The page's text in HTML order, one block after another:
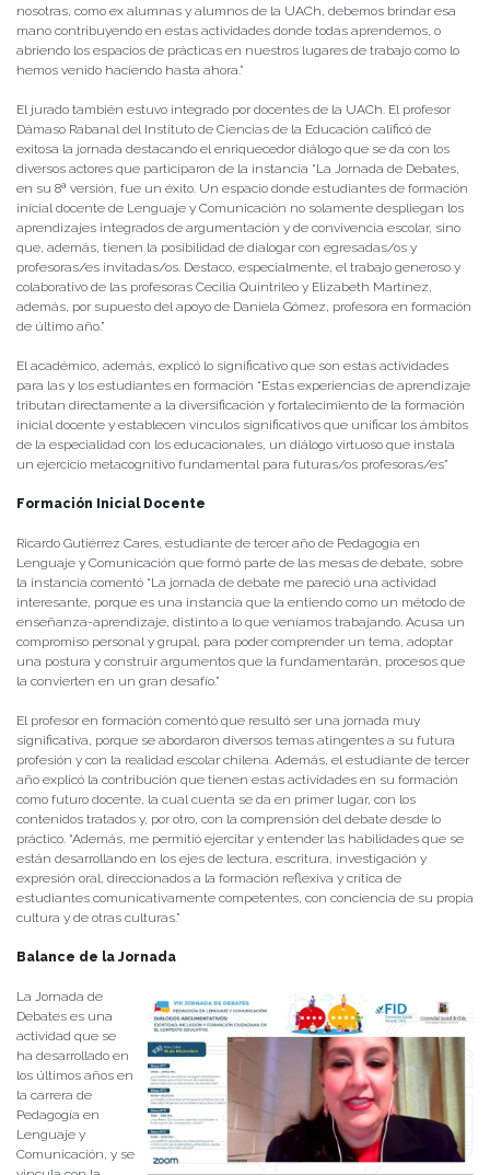
nosotras, como ex alumnas y alumnos de la UACh, debemos brindar esa
mano contribuyendo en estas actividades donde todas aprendemos, o
abriendo los espacios de prácticas en nuestros lugares de trabajo como lo
hemos venido haciendo hasta ahora.”
El jurado también estuvo integrado por docentes de la UACh. El profesor
Dámaso Rabanal del Instituto de Ciencias de la Educación calificó de
exitosa la jornada destacando el enriquecedor diálogo que se da con los
diversos actores que participaron de la instancia “La Jornada de Debates,
en su 8ª versión, fue un éxito. Un espacio donde estudiantes de formación
inicial docente de Lenguaje y Comunicación no solamente despliegan los
aprendizajes integrados de argumentación y de convivencia escolar, sino
que, además, tienen la posibilidad de dialogar con egresadas/os y
profesoras/es invitadas/os. Destaco, especialmente, el trabajo generoso y
colaborativo de las profesoras Cecilia Quintrileo y Elizabeth Martínez,
además, por supuesto del apoyo de Daniela Gómez, profesora en formación
de último año.”
El académico, además, explicó lo significativo que son estas actividades
para las y los estudiantes en formación “Estas experiencias de aprendizaje
tributan directamente a la diversificación y fortalecimiento de la formación
inicial docente y establecen vínculos significativos que unificar los ámbitos
de la especialidad con los educacionales, un diálogo virtuoso que instala
un ejercicio metacognitivo fundamental para futuras/os profesoras/es”
Formación Inicial Docente
Ricardo Gutiérrez Cares, estudiante de tercer año de Pedagogía en
Lenguaje y Comunicación que formó parte de las mesas de debate, sobre
la instancia comentó “La jornada de debate me pareció una actividad
interesante, porque es una instancia que la entiendo como un método de
enseñanza-aprendizaje, distinto a lo que veníamos trabajando. Acusa un
compromiso personal y grupal, para poder comprender un tema, adoptar
una postura y construir argumentos que la fundamentarán, procesos que
la convierten en un gran desafío.”
El profesor en formación comentó que resultó ser una jornada muy
significativa, porque se abordaron diversos temas atingentes a su futura
profesión y con la realidad escolar chilena. Además, el estudiante de tercer
año explicó la contribución que tienen estas actividades en su formación
como futuro docente, la cual cuenta se da en primer lugar, con los
contenidos tratados y, por otro, con la comprensión del debate desde lo
práctico. “Además, me permitió ejercitar y entender las habilidades que se
están desarrollando en los ejes de lectura, escritura, investigación y
expresión oral, direccionados a la formación reflexiva y crítica de
estudiantes comunicativamente competentes, con conciencia de su propia
cultura y de otras culturas.”
Balance de la Jornada
La Jornada de
Debates es una
actividad que se
ha desarrollado en
los últimos años en
la carrera de
Pedagogía en
Lenguaje y
Comunicación, y se